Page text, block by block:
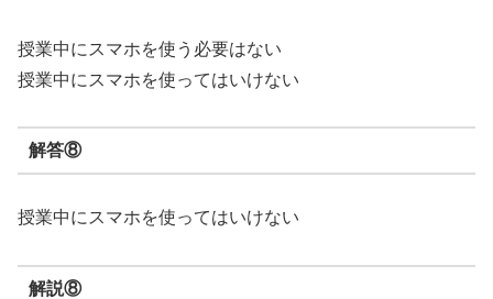
授業中にスマホを使う必要はない
授業中にスマホを使ってはいけない
解答⑧
授業中にスマホを使ってはいけない
解説⑧